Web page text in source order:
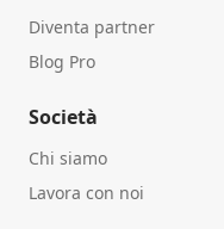
Diventa partner
Blog Pro
Società
Chi siamo
Lavora con noi